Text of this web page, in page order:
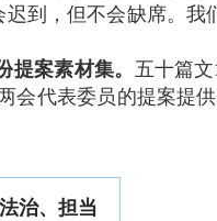
到，但不会缺席。
案素材集。 五十篇
会代表委员的提案提
治、担当